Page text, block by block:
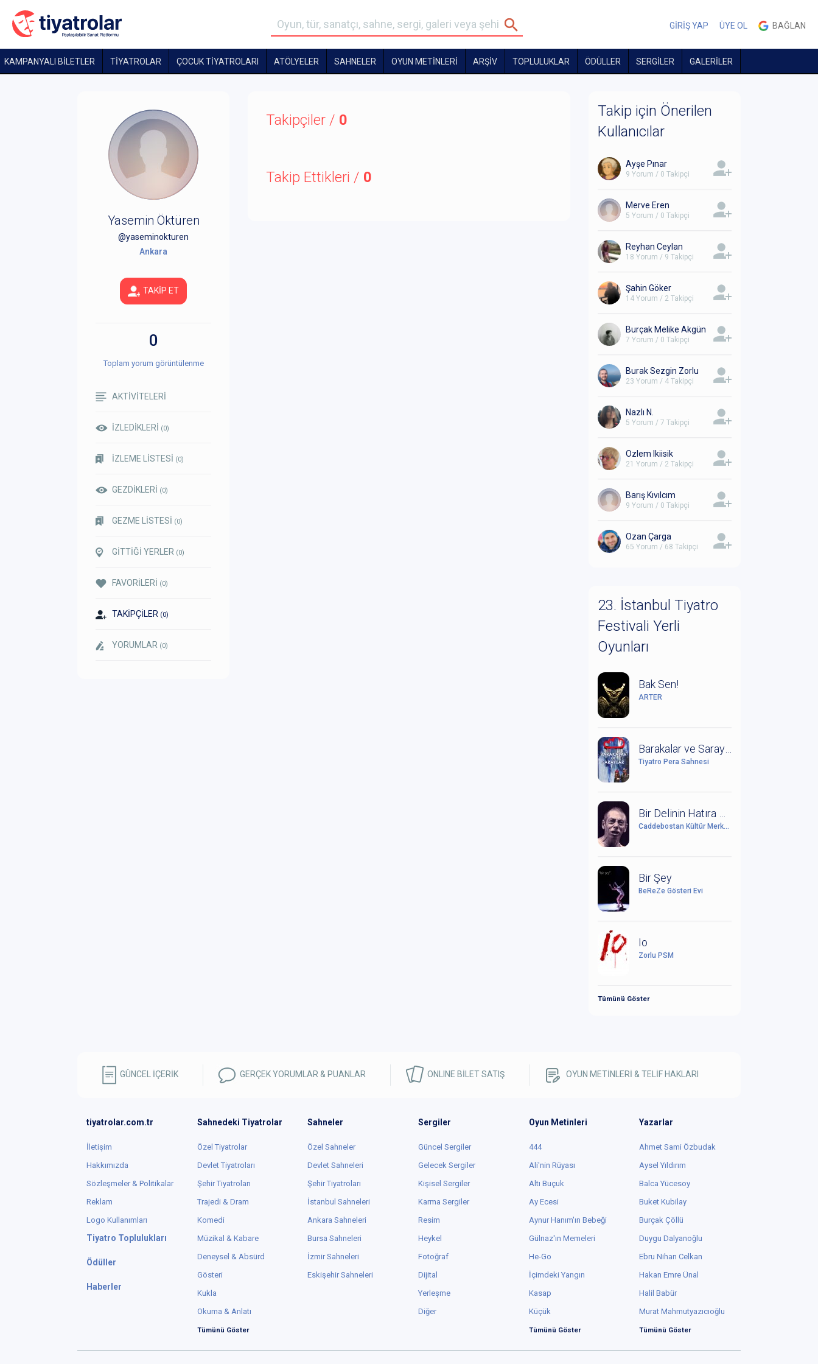
GİRİŞ YAP ÜYE OL BAĞLAN
KAMPANYALI BİLETLER TİYATROLAR ÇOCUK TIYATROLARI ATÖLYELER SAHNELER OYUN METİNLERİ ARŞİV TOPLULUKLAR ÖDÜLLER SERGİLER GALERİLER
Yasemin Öktüren
@yaseminokturen
Ankara
TAKİP ET
0
Toplam yorum görüntülenme
AKTİVİTELERİ
İZLEDİKLERİ (0)
İZLEME LİSTESİ (0)
GEZDİKLERİ (0)
GEZME LİSTESİ (0)
GİTTİĞİ YERLER (0)
FAVORİLERİ (0)
TAKİPÇİLER (0)
YORUMLAR (0)
Takipçiler / 0
Takip Ettikleri / 0
Takip için Önerilen
Kullanıcılar
Ayşe Pınar
9 Yorum / 0 Takipçi
Merve Eren
5 Yorum / 0 Takipçi
Reyhan Ceylan
18 Yorum / 9 Takipçi
Şahin Göker
14 Yorum / 2 Takipçi
Burçak Melike Akgün
7 Yorum / 0 Takipçi
Burak Sezgin Zorlu
23 Yorum / 4 Takipçi
Nazlı N.
5 Yorum / 7 Takipçi
Ozlem Ikiisik
21 Yorum / 2 Takipçi
Barış Kıvılcım
9 Yorum / 0 Takipçi
Ozan Çarga
65 Yorum / 68 Takipçi
23. İstanbul Tiyatro
Festivali Yerli
Oyunları
Bak Sen!
ARTER
Tiyatro Pera Sahnesi
Caddebostan Kültür Merkezi
Bir Şey
BeReZe Gösteri Evi
Io
Zorlu PSM
Tümünü Göster
GÜNCEL İÇERİK GERÇEK YORUMLAR & PUANLAR ONLINE BİLET SATIŞ OYUN METİNLERİ & TELİF HAKLARI
tiyatrolar.com.tr
İletişim
Hakkımızda
Sözleşmeler & Politikalar
Reklam
Logo Kullanımları
Tiyatro Toplulukları
Ödüller
Haberler
Sahnedeki Tiyatrolar
Özel Tiyatrolar
Devlet Tiyatroları
Şehir Tiyatroları
Trajedi & Dram
Komedi
Müzikal & Kabare
Deneysel & Absürd
Gösteri
Kukla
Okuma & Anlatı
Tümünü Göster
Sahneler
Özel Sahneler
Devlet Sahneleri
Şehir Tiyatroları
İstanbul Sahneleri
Ankara Sahneleri
Bursa Sahneleri
İzmir Sahneleri
Eskişehir Sahneleri
Sergiler
Güncel Sergiler
Gelecek Sergiler
Kişisel Sergiler
Karma Sergiler
Resim
Heykel
Fotoğraf
Dijital
Yerleşme
Diğer
Oyun Metinleri
444
Ali'nin Rüyası
Altı Buçuk
Ay Ecesi
Aynur Hanım'ın Bebeği
Gülnaz'ın Memeleri
He-Go
İçimdeki Yangın
Kasap
Küçük
Tümünü Göster
Yazarlar
Ahmet Sami Özbudak
Aysel Yıldırım
Balca Yücesoy
Buket Kubilay
Burçak Çöllü
Duygu Dalyanoğlu
Ebru Nihan Celkan
Hakan Emre Ünal
Halil Babür
Murat Mahmutyazıcıoğlu
Tümünü Göster